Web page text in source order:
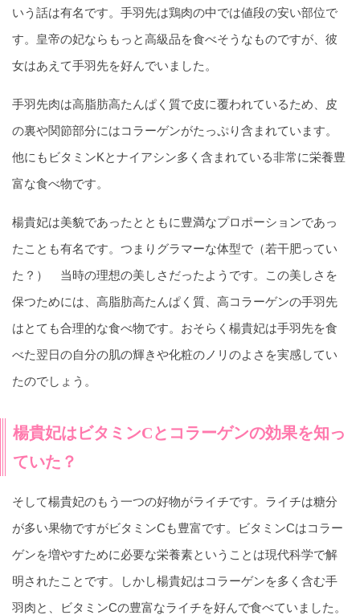
いう話は有名です。手羽先は鶏肉の中では値段の安い部位で
す。皇帝の妃ならもっと高級品を食べそうなものですが、彼
女はあえて手羽先を好んでいました。
手羽先肉は高脂肪高たんぱく質で皮に覆われているため、皮
の裏や関節部分にはコラーゲンがたっぷり含まれています。
他にもビタミンKとナイアシン多く含まれている非常に栄養豊
富な食べ物です。
楊貴妃は美貌であったとともに豊満なプロポーションであっ
たことも有名です。つまりグラマーな体型で（若干肥ってい
た？） 当時の理想の美しさだったようです。この美しさを
保つためには、高脂肪高たんぱく質、高コラーゲンの手羽先
はとても合理的な食べ物です。おそらく楊貴妃は手羽先を食
べた翌日の自分の肌の輝きや化粧のノリのよさを実感してい
たのでしょう。
楊貴妃はビタミンCとコラーゲンの効果を知っ
ていた？
そして楊貴妃のもう一つの好物がライチです。ライチは糖分
が多い果物ですがビタミンCも豊富です。ビタミンCはコラー
ゲンを増やすために必要な栄養素ということは現代科学で解
明されたことです。しかし楊貴妃はコラーゲンを多く含む手
羽肉と、ビタミンCの豊富なライチを好んで食べていました。